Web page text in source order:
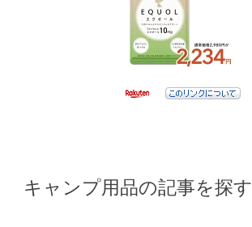
キャンプ用品の記事を探す